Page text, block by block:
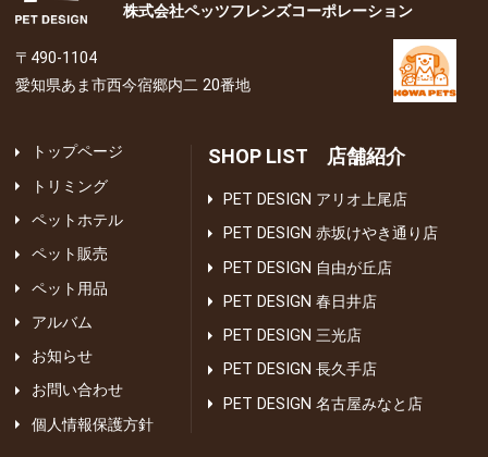
株式会社ペッツフレンズコーポレーション
〒490-1104
愛知県あま市西今宿郷内二 20番地
トップページ
トリミング
ペットホテル
ペット販売
ペット用品
アルバム
お知らせ
お問い合わせ
個人情報保護方針
SHOP LIST 店舗紹介
PET DESIGN アリオ上尾店
PET DESIGN 赤坂けやき通り店
PET DESIGN 自由が丘店
PET DESIGN 春日井店
PET DESIGN 三光店
PET DESIGN 長久手店
PET DESIGN 名古屋みなと店